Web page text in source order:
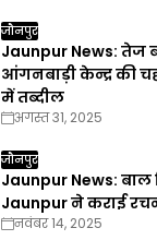
जौनपुर
Jaunpur News: तेज
आंगनबाड़ी केन्द्र की
में तब्दील
अगस्त 31, 2025
जौनपुर
Jaunpur News:
Jaunpur ने कराई
नवंबर 14, 2025